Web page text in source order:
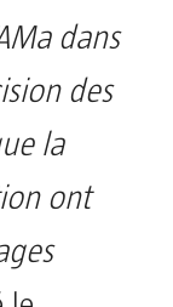
dans
des
la
ont